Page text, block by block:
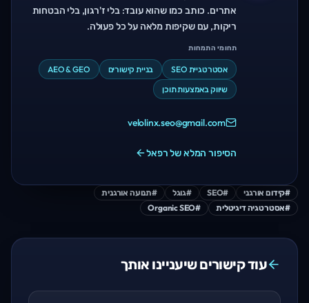
אתרים. כותב כמו שהוא עובד: בלי ז'רגון, בלי הבטחות
ריקות, עם שקיפות מלאה על כל פעולה.
תחומי התמחות
אסטרטגיית SEO בניית קישורים
AEO & GEO
שיווק באמצעות תוכן
velolinx.seo@gmail.com
הסיפור המלא של רפאל
#קידום אורגני #
SEO
#גוגל #תנועה אורגנית
#אסטרטגיה דיגיטלית #
Organic SEO
עוד קישורים שיעניינו אותך